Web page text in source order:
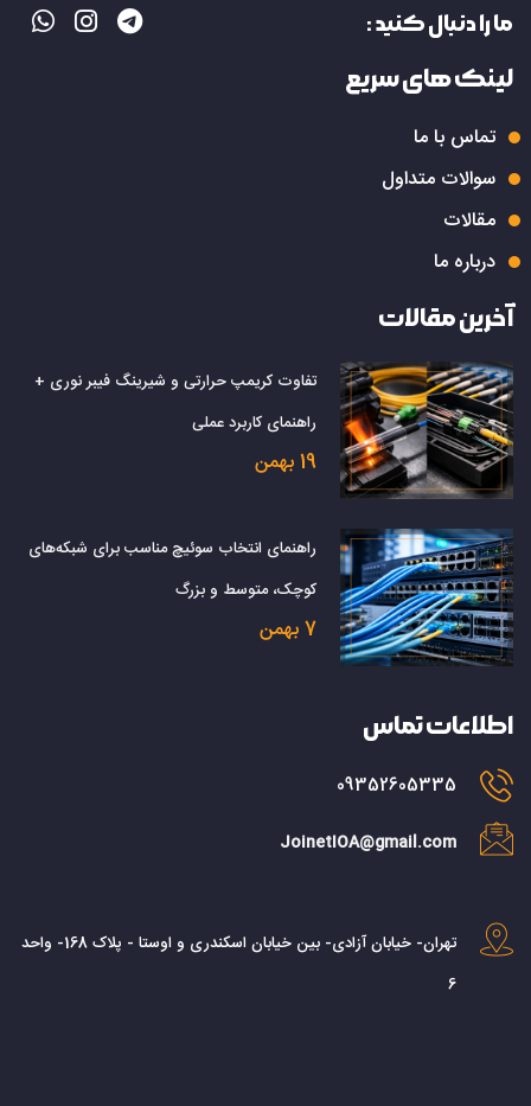
ما را دنبال کنید :
لینک های سریع
تماس با ما
سوالات متداول
مقالات
درباره ما
آخرین مقالات
تفاوت کریمپ حرارتی و شیرینگ فیبر نوری +
راهنمای کاربرد عملی
19 بهمن
راهنمای انتخاب سوئیچ مناسب برای شبکه‌های
کوچک، متوسط و بزرگ
7 بهمن
اطلاعات تماس
09352605335
JoinetIOA@gmail.com
تهران- خیابان آزادی- بین خیابان اسکندری و اوستا - پلاک 168- واحد
6